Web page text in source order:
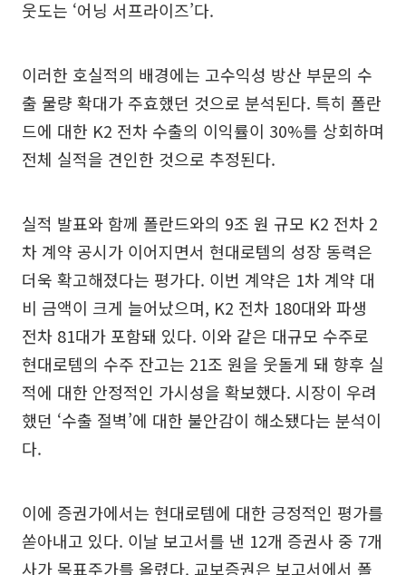
웃도는 ‘어닝 서프라이즈’다.
이러한 호실적의 배경에는 고수익성 방산 부문의 수
출 물량 확대가 주효했던 것으로 분석된다. 특히 폴란
드에 대한 K2 전차 수출의 이익률이 30%를 상회하며
전체 실적을 견인한 것으로 추정된다.
실적 발표와 함께 폴란드와의 9조 원 규모 K2 전차 2
차 계약 공시가 이어지면서 현대로템의 성장 동력은
더욱 확고해졌다는 평가다. 이번 계약은 1차 계약 대
비 금액이 크게 늘어났으며, K2 전차 180대와 파생
전차 81대가 포함돼 있다. 이와 같은 대규모 수주로
현대로템의 수주 잔고는 21조 원을 웃돌게 돼 향후 실
적에 대한 안정적인 가시성을 확보했다. 시장이 우려
했던 ‘수출 절벽’에 대한 불안감이 해소됐다는 분석이
다.
이에 증권가에서는 현대로템에 대한 긍정적인 평가를
쏟아내고 있다. 이날 보고서를 낸 12개 증권사 중 7개
사가 목표주가를 올렸다. 교보증권은 보고서에서 폴